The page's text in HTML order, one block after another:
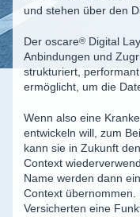
und stehen über den
Der oscare® Digital
Anbindungen und
strukturiert,
ermöglicht, um die
Wenn also eine
entwickeln will, zum
kann sie in Zukunft
Context
Name werden dann
Context übernommen.
Versicherten eine